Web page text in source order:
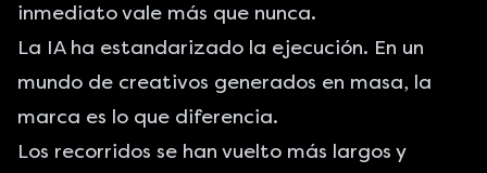
inmediato vale más que nunca.
La IA ha estandarizado la ejecución. En un
mundo de creativos generados en masa, la
marca es lo que diferencia.
Los recorridos se han vuelto más largos y